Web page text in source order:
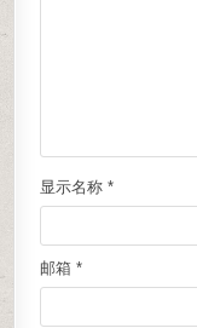
显示名称*
邮箱*